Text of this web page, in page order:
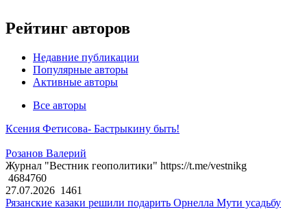
Рейтинг авторов
Недавние публикации
Популярные авторы
Активные авторы
Все авторы
Ксения Фетисова- Бастрыкину быть!
Розанов Валерий
Журнал "Вестник геополитики" https://t.me/vestnikg
4684760
27.07.2026 1461
Рязанские казаки решили подарить Орнелла Мути усадьбу